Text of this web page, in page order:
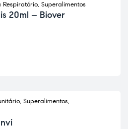
Respiratório, Superalimentos
20ml – Biover
, Superalimentos,